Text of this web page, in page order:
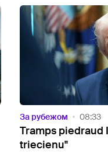
За рубежом 08:33
Tramps piedraud
triecienu"